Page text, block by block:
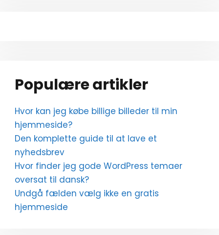
Populære artikler
Hvor kan jeg købe billige billeder til min
hjemmeside?
Den komplette guide til at lave et
nyhedsbrev
Hvor finder jeg gode WordPress temaer
oversat til dansk?
Undgå fælden vælg ikke en gratis
hjemmeside